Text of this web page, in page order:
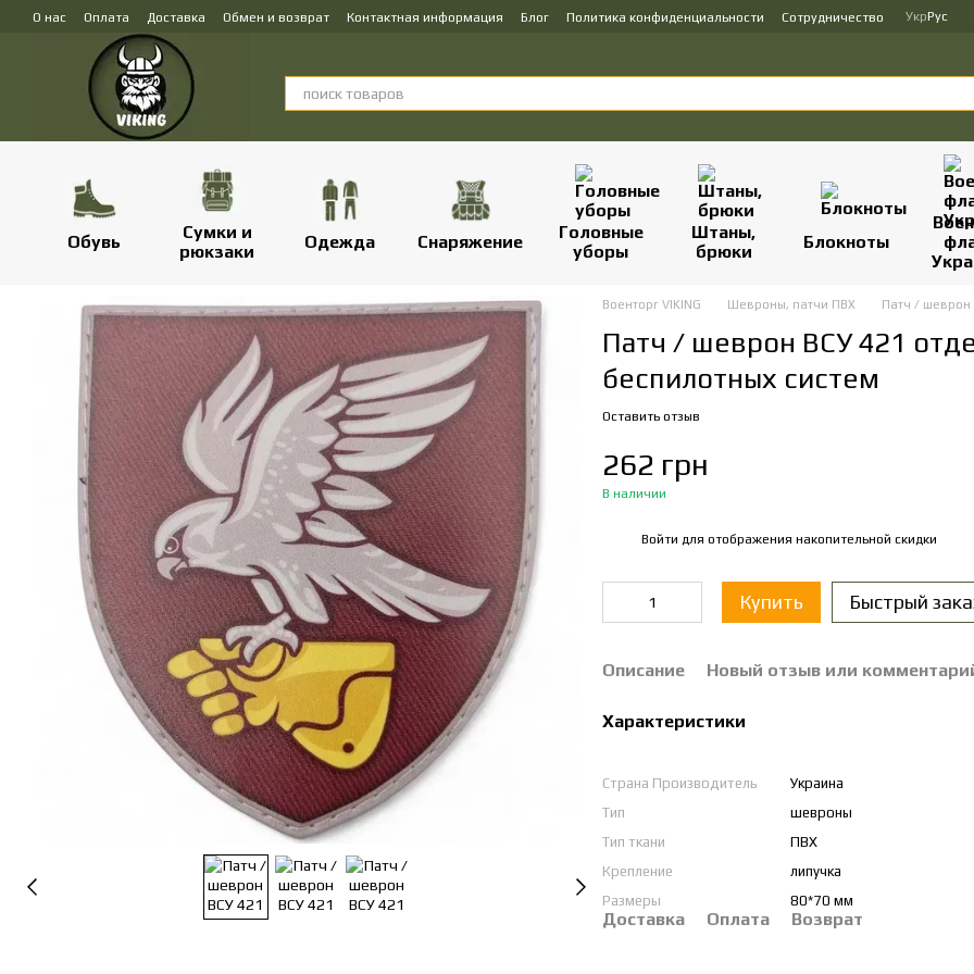
Перейти к основному контенту
О нас Оплата Доставка Обмен и возврат Контактная информация Блог Политика конфиденциальности Сотрудничество УкрРус
Обувь
Сумки и
рюкзаки
Одежда Снаряжение
Головные
уборы
Штаны,
брюки
Блокноты
Военторг VIKING Шевроны, патчи ПВХ Патч / шеврон
Патч / шеврон ВСУ 421
беспилотных систем
Оставить отзыв
262 грн
В наличии
Войти для отображения накопительной скидки
Купить Быстрый
Описание Новый отзыв или
Характеристики
Страна Производитель
Украина
Тип
шевроны
Тип ткани
ПВХ
Крепление
липучка
Размеры
80*70 мм
Доставка Оплата Возврат